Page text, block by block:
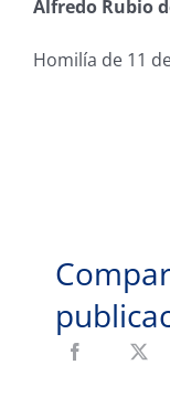
Alfredo Rubio
Homilía de 11